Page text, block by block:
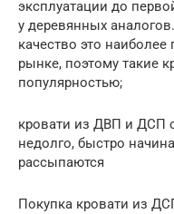
эксплуатации до
у деревянных
качество это
рынке, поэтому такие
популярностью;
кровати из ДВП и ДСП
недолго, быстро
рассыпаются
Покупка кровати из